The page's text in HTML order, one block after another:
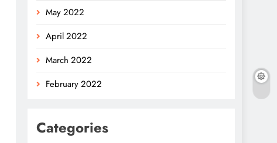
May 2022
April 2022
March 2022
February 2022
Categories